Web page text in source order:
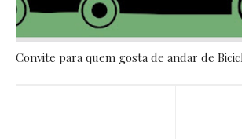
Convite para quem gosta de andar de